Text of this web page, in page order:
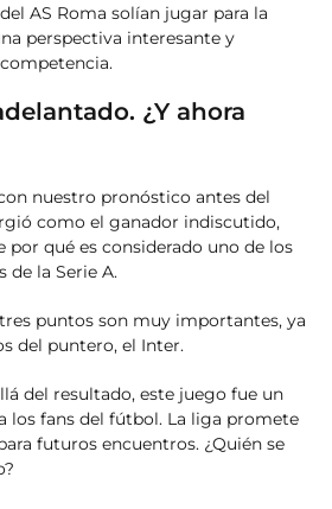
AS Roma solían jugar para la
perspectiva interesante y
¿Y ahora
nuestro pronóstico antes del
como el ganador indiscutido,
qué es considerado uno de los
de la Serie A.
puntos son muy importantes, ya
del puntero, el Inter.
del resultado, este juego fue un
los fans del fútbol. La liga promete
futuros encuentros. ¿Quién se